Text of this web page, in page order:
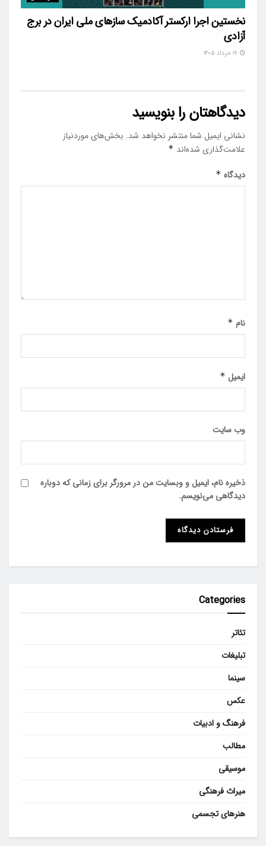
نخستین اجرا ارکستر آکادمیک سازهای ملی ایران در برج
آزادی
دیدگاهتان را بنویسید
نشانی ایمیل شما منتشر نخواهد شد. بخش‌های موردنیاز
علامت‌گذاری شده‌اند *
دیدگاه *
نام *
ایمیل *
وب‌ سایت
ذخیره نام، ایمیل و وبسایت من در مرورگر برای زمانی که دوباره
دیدگاهی می‌نویسم.
Categories
تئاتر
تبلیغات
سینما
عکس
فرهنگ و ادبیات
مطالب
موسیقی
میراث فرهنگی
هنرهای تجسمی